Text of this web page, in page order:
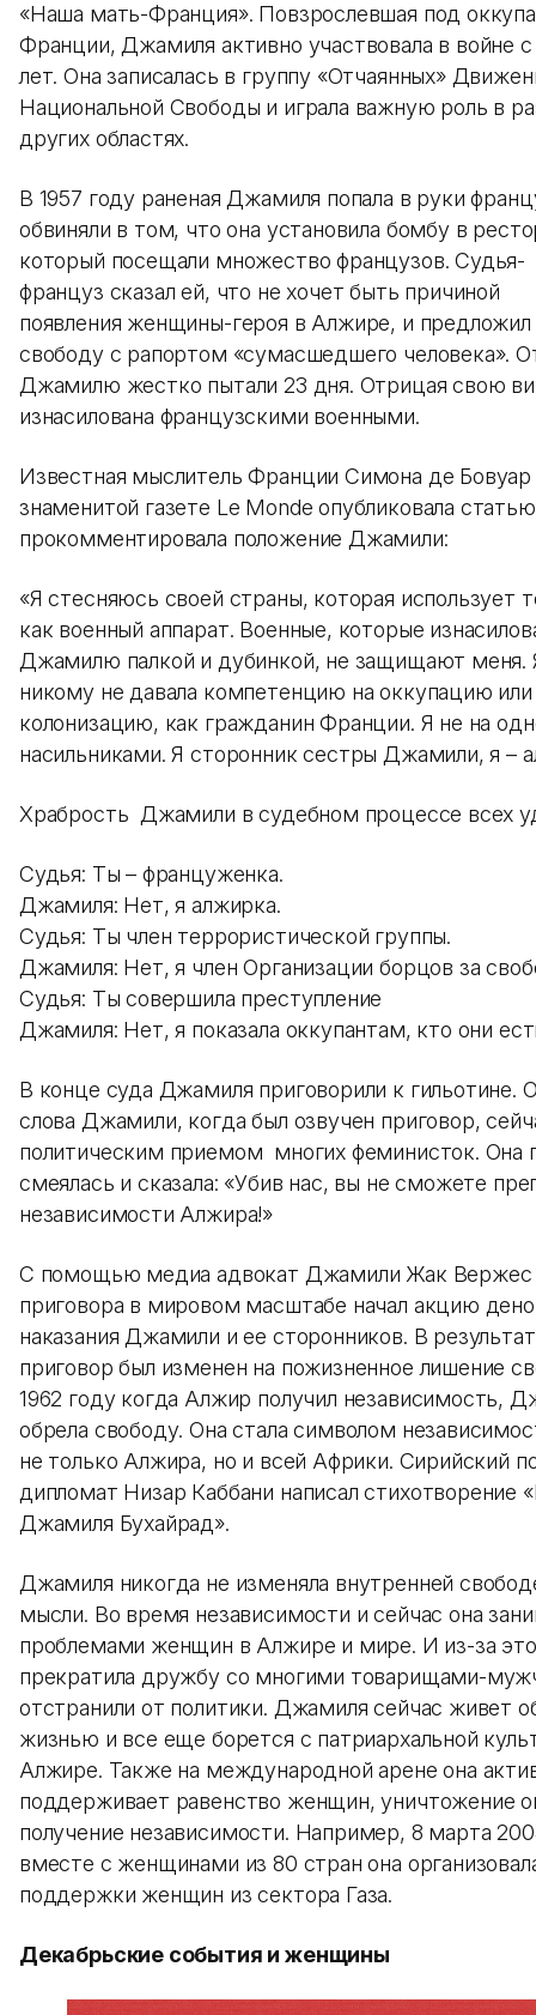
«Наша мать-Франция». Повзрослевшая под
Франции, Джамиля активно участвовала в войне
лет. Она записалась в группу «Отчаянных»
Национальной Свободы и играла важную роль в
других областях.
В 1957 году раненая Джамиля попала в руки
обвиняли в том, что она установила бомбу в
который посещали множество французов. Судья-
француз сказал ей, что не хочет быть причиной
появления женщины-героя в Алжире, и предложил
свободу с рапортом «сумасшедшего человека».
Джамилю жестко пытали 23 дня. Отрицая свою
изнасилована французскими военными.
Известная мыслитель Франции Симона де Бовуар
знаменитой газете Le Monde опубликовала
прокомментировала положение Джамили:
«Я стесняюсь своей страны, которая использует
как военный аппарат. Военные, которые
Джамилю палкой и дубинкой, не защищают меня.
никому не давала компетенцию на оккупацию или
колонизацию, как гражданин Франции. Я не на
насильниками. Я сторонник сестры Джамили, я –
Храбрость Джамили в судебном процессе всех
Судья: Ты – француженка.
Джамиля: Нет, я алжирка.
Судья: Ты член террористической группы.
Джамиля: Нет, я член Организации борцов за
Судья: Ты совершила преступление
Джамиля: Нет, я показала оккупантам, кто они
В конце суда Джамиля приговорили к гильотине.
слова Джамили, когда был озвучен приговор,
политическим приемом многих феминисток. Она
смеялась и сказала: «Убив нас, вы не сможете
независимости Алжира!»
С помощью медиа адвокат Джамили Жак Вержес
приговора в мировом масштабе начал акцию
наказания Джамили и ее сторонников. В
приговор был изменен на пожизненное лишение
1962 году когда Алжир получил независимость,
обрела свободу. Она стала символом
не только Алжира, но и всей Африки. Сирийский
дипломат Низар Каббани написал стихотворение
Джамиля Бухайрад».
Джамиля никогда не изменяла внутренней
мысли. Во время независимости и сейчас она
проблемами женщин в Алжире и мире. И из-за
прекратила дружбу со многими товарищами-
отстранили от политики. Джамиля сейчас живет
жизнью и все еще борется с патриархальной
Алжире. Также на международной арене она
поддерживает равенство женщин, уничтожение
получение независимости. Например, 8 марта
вместе с женщинами из 80 стран она
поддержки женщин из сектора Газа.
Декабрьские события и женщины